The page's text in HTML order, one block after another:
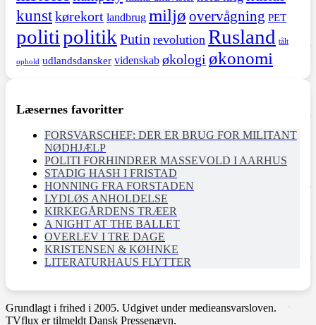
kunstkørekort landbrug miljø overvågning PET
politipolitik Putin revolution Rusland tålt
ophold udlandsdansker videnskab økologi økonomi
Læsernes favoritter
FORSVARSCHEF: DER ER BRUG FOR MILITANT
NØDHJÆLP
POLITI FORHINDRER MASSEVOLD I AARHUS
STADIG HASH I FRISTAD
HONNING FRA FORSTADEN
LYDLØS ANHOLDELSE
KIRKEGÅRDENS TRÆER
A NIGHT AT THE BALLET
OVERLEV I TRE DAGE
KRISTENSEN & KØHNKE
LITERATURHAUS FLYTTER
Grundlagt i frihed i 2005. Udgivet under medieansvarsloven.
TVflux er tilmeldt Dansk Pressenævn.